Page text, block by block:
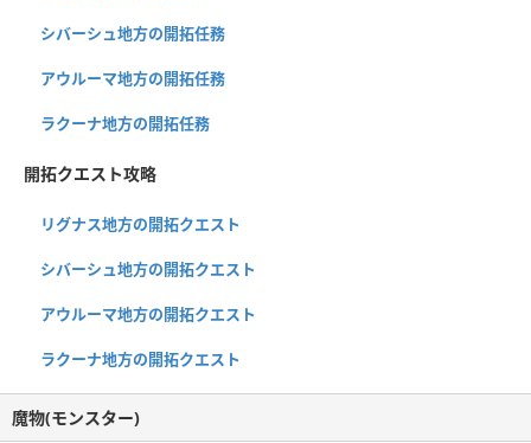
シバーシュ地方の開拓任務
アウルーマ地方の開拓任務
ラクーナ地方の開拓任務
開拓クエスト攻略
リグナス地方の開拓クエスト
シバーシュ地方の開拓クエスト
アウルーマ地方の開拓クエスト
ラクーナ地方の開拓クエスト
魔物(モンスター)